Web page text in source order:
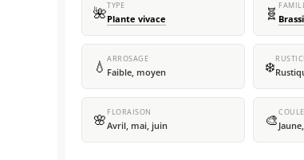
🌺TYPE
Plante vivace 🧬
💧 ARROSAGE
Faible, moyen ❄️
🌸 FLORAISON
Avril, mai, juin 🎨